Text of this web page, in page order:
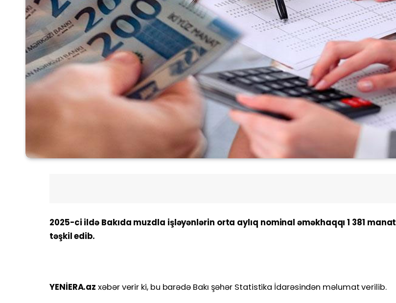
2025-ci ildə Bakıda muzdla işləyənlərin orta aylıq nominal əməkhaqqı 1 381 manat
təşkil edib.
YENİERA.az xəbər verir ki, bu barədə Bakı şəhər Statistika İdarəsindən məlumat verilib.